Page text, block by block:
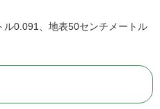
0.091、地表50センチメートル